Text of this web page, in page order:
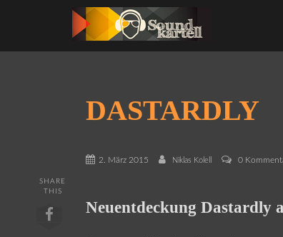
DASTARDLY
2. März 2015 Niklas Kolell 0
SHARE
THIS
Neuentdeckung Dastardly